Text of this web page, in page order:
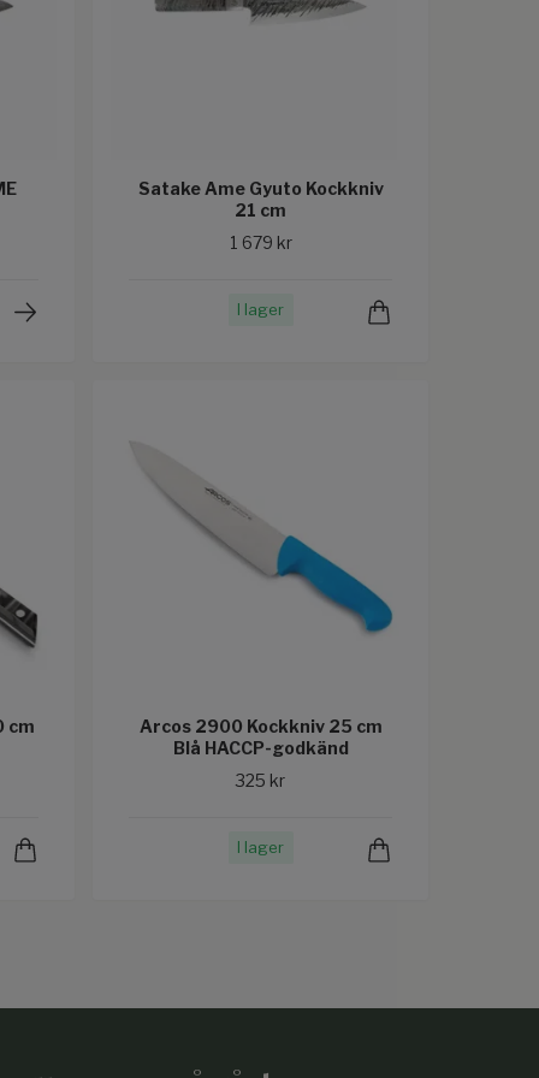
Satake Ame Gyuto Kockkniv
21 cm
1 679 kr
I lager
cm
Arcos 2900 Kockkniv 25 cm
Blå HACCP-godkänd
325 kr
I lager